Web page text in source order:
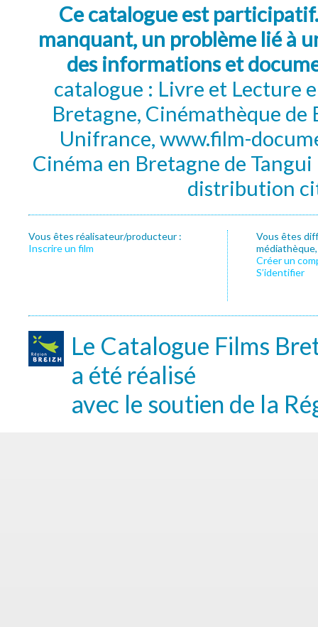
Ce catalogue est
manquant, un problème lié à
des informations et
catalogue : Livre et Lecture
Bretagne, Cinémathèque de
Unifrance, www.film-
Cinéma en Bretagne de
distribution
Vous êtes réalisateur/producteur :
Inscrire un film
Vous êtes
Créer un
S’identifier
Le Catalogue Films
a été réalisé
avec le soutien de la